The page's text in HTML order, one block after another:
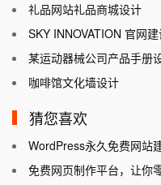
礼品网站礼品商城设计
SKY INNOVATION 官网
某运动器械公司产品手册
咖啡馆文化墙设计
猜您喜欢
WordPress永久免费网站建
免费网页制作平台，让你零